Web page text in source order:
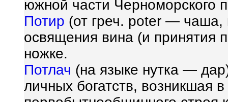
южной части Черноморского
Потир (от греч. poter — чаша,
освящения вина (и принятия
ножке.
Потлач (на языке нутка —
личных богатств, возникшая